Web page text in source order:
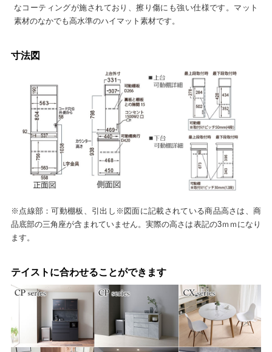
なコーティングが施されており、擦り傷にも強い仕様です。マット
素材のなかでも高水準のハイマット素材です。
寸法図
※点線部：可動棚板、引出し※図面に記載されている商品高さは、商
品底部の三角座が含まれていません。実際の高さは表記の3ｍｍになり
ます。
テイストに合わせることができます